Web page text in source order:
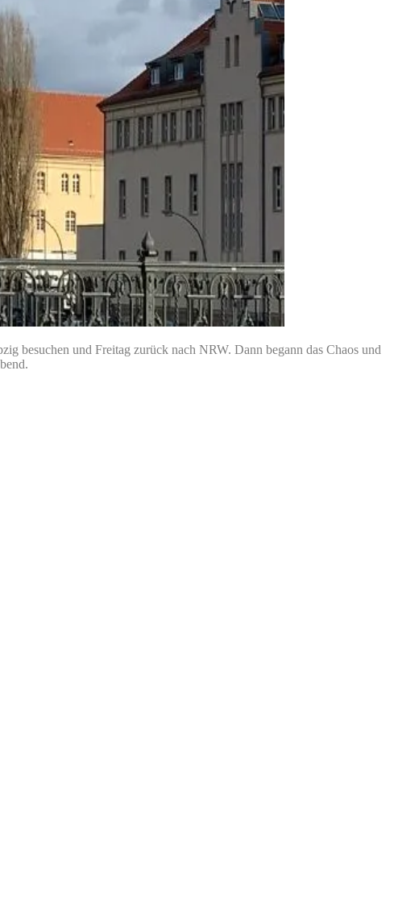
besuchen und Freitag zurück nach NRW. Dann begann das Chaos und